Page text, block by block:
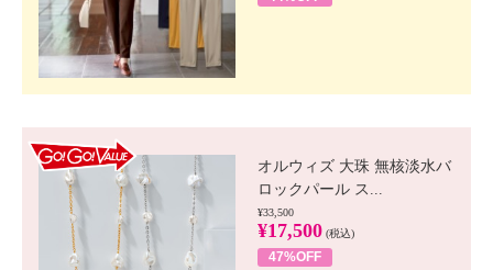
オルウィズ 大珠 無核淡水バ
ロックパール ス...
¥33,500
¥17,500 (税込)
47%OFF